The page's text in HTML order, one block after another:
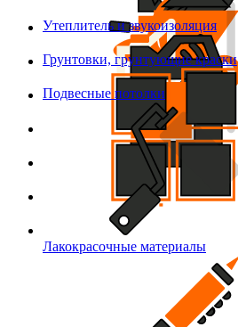
Утеплитель и звукоизоляция
Грунтовки, грунтующие краски
Подвесные потолки
Лакокрасочные материалы